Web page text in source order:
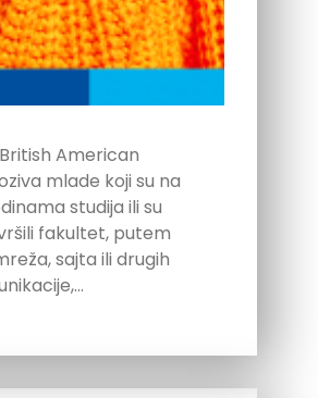
American
mlade koji su na
studija ili su
fakultet, putem
sajta ili drugih